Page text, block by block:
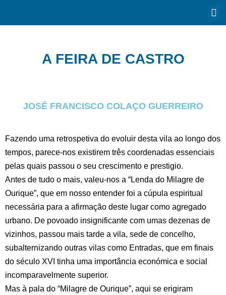
A FEIRA DE CASTRO
JOSÉ FRANCISCO COLAÇO GUERREIRO
Fazendo uma retrospetiva do evoluir desta vila ao longo dos
tempos, parece-nos existirem três coordenadas essenciais
pelas quais passou o seu crescimento e prestigio.
Antes de tudo o mais, valeu-nos a “Lenda do Milagre de
Ourique”, que em nosso entender foi a cúpula espiritual
necessária para a afirmação deste lugar como agregado
urbano. De povoado insignificante com umas dezenas de
vizinhos, passou mais tarde a vila, sede de concelho,
subalternizando outras vilas como Entradas, que em finais
do século XVI tinha uma importância económica e social
incomparavelmente superior.
Mas à pala do “Milagre de Ourique”, aqui se erigiram